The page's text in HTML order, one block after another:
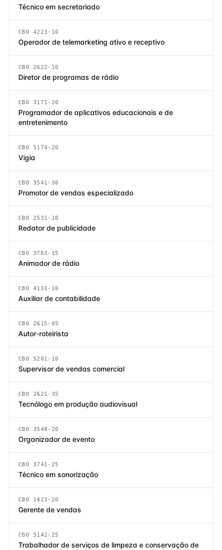
Técnico em secretariado
CBO 4223-10
Operador de telemarketing ativo e receptivo
CBO 2622-10
Diretor de programas de rádio
CBO 3171-20
Programador de aplicativos educacionais e de
entretenimento
CBO 5174-20
Vigia
CBO 3541-30
Promotor de vendas especializado
CBO 2531-10
Redator de publicidade
CBO 3763-15
Animador de rádio
CBO 4131-10
Auxiliar de contabilidade
CBO 2615-05
Autor-roteirista
CBO 5201-10
Supervisor de vendas comercial
CBO 2621-35
Tecnólogo em produção audiovisual
CBO 3548-20
Organizador de evento
CBO 3741-25
Técnico em sonorização
CBO 1423-20
Gerente de vendas
CBO 5142-25
Trabalhador de serviços de limpeza e conservação de